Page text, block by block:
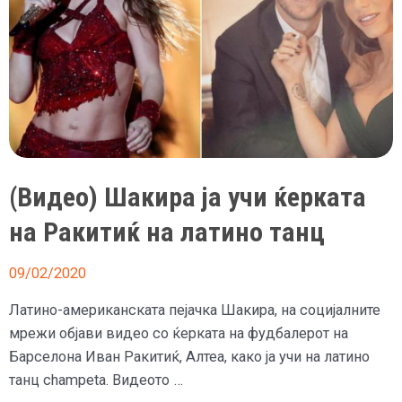
(Видео) Шакира ја учи ќерката
на Ракитиќ на латино танц
09/02/2020
Латино-американската пејачка Шакира, на социјалните
мрежи објави видео со ќерката на фудбалерот на
Барселона Иван Ракитиќ, Алтеа, како ја учи на латино
танц champeta. Видеото …